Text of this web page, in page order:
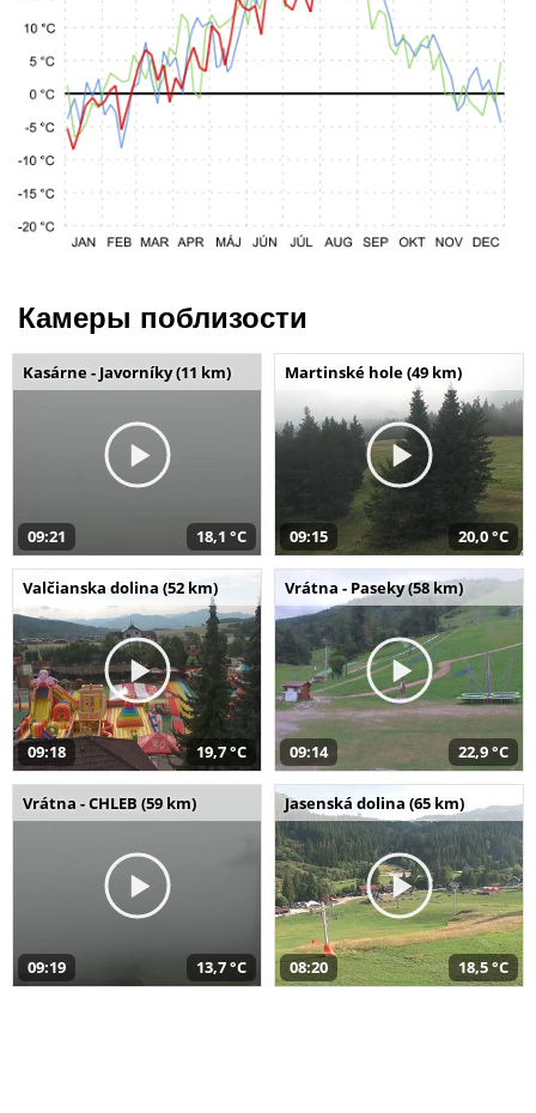
Камеры поблизости
Kasárne - Javorníky (11 km)
09:21 18,1 °C
Martinské hole (49 km)
09:15 20,0 °C
Valčianska dolina (52 km)
09:18 19,7 °C
Vrátna - Paseky (58 km)
09:14 22,9 °C
Vrátna - CHLEB (59 km)
09:19 13,7 °C
Jasenská dolina (65 km)
08:20 18,5 °C